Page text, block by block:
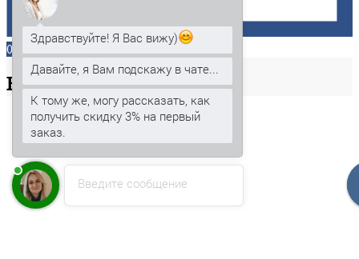
0
Вашакорзина
Введите сообщение
Здравствуйте! Я Вас вижу)
Давайте, я Вам подскажу в чате...
К тому же, могу рассказать, как
получить скидку 3% на первый
заказ.